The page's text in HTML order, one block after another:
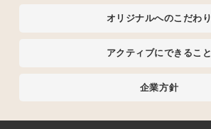
オリジナルへのこだわり
アクティブにできること
企業方針